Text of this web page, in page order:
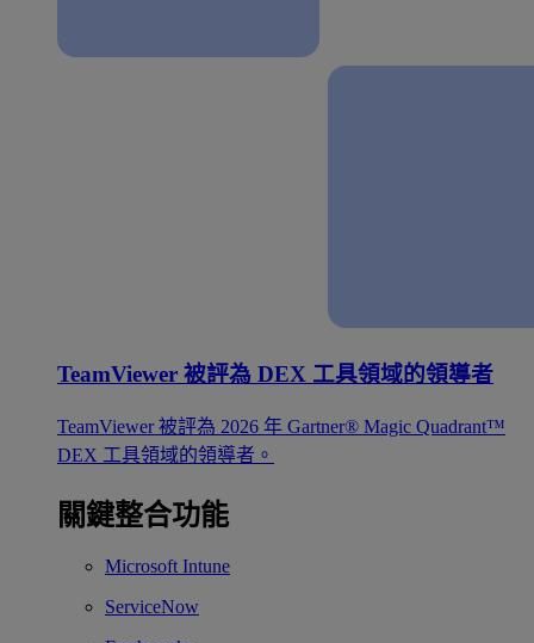
TeamViewer 被評為 DEX 工具領域的領導者
TeamViewer 被評為 2026 年 Gartner® Magic Quadrant™
DEX 工具領域的領導者。
關鍵整合功能
Microsoft Intune
ServiceNow